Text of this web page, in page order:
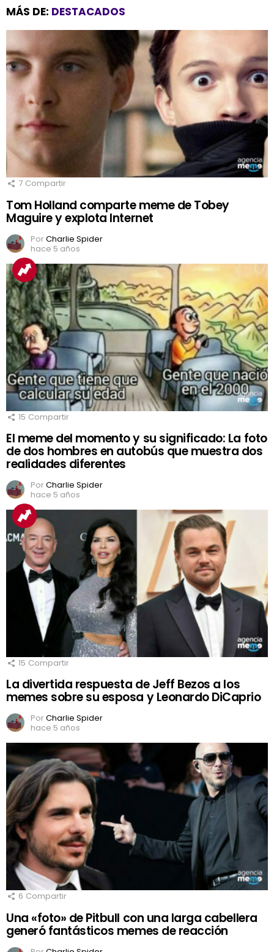
MÁS DE: DESTACADOS
7 Compartir
Tom Holland comparte meme de Tobey
Maguire y explota Internet
PorCharlie Spider
hace 5 años
15 Compartir
El meme del momento y su significado: La foto
de dos hombres en autobús que muestra dos
realidades diferentes
PorCharlie Spider
hace 5 años
15 Compartir
La divertida respuesta de Jeff Bezos a los
memes sobre su esposa y Leonardo DiCaprio
PorCharlie Spider
hace 5 años
6 Compartir
Una «foto» de Pitbull con una larga cabellera
generó fantásticos memes de reacción